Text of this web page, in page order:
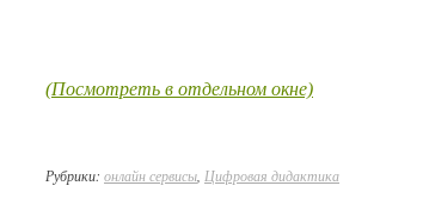
(Посмотреть в отдельном окне)
Рубрики: онлайн сервисы Цифровая дидактика